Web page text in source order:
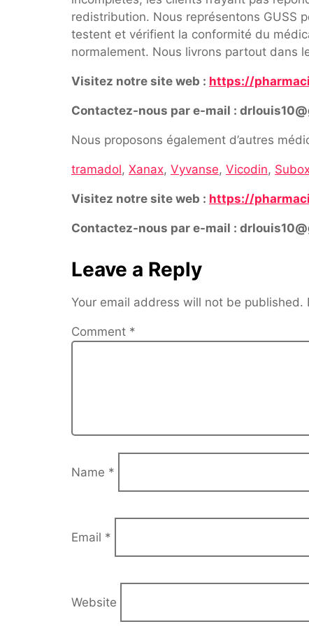
redistribution. Nous représentons GUSS
testent et vérifient la conformité du
normalement. Nous livrons partout dans
Visitez notre site web : https://
Contactez-nous par e-mail :
Nous proposons également d’autres
tramadol, Xanax, Vyvanse, Vicodin,
Visitez notre site web : https://
Contactez-nous par e-mail :
Leave a Reply
Your email address will not be published.
Comment *
Name *
Email *
Website